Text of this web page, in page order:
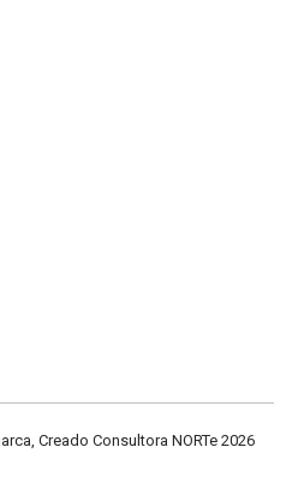
Creado Consultora NORTe 2026